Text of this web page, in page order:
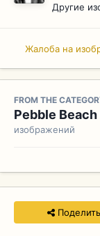
Другие
Жалоба на
FROM THE
Pebble
изображений